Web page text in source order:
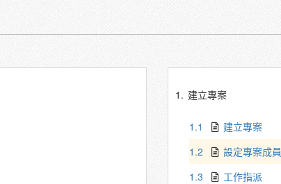
1. 建立專案
1.1
建立專案
1.2
設定專案成員
1.3
工作指派